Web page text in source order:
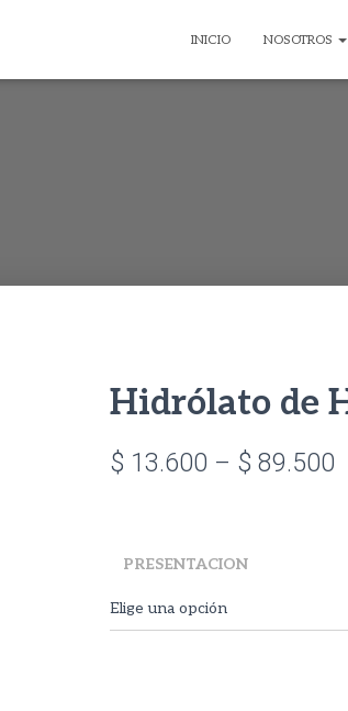
INICIO NOSOTROS
Hidrólato de
$ 13.600 – $ 89.500
PRESENTACION